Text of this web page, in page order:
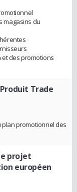
magasins du
et des promotions
Trade
promotionnel des
projet
européen